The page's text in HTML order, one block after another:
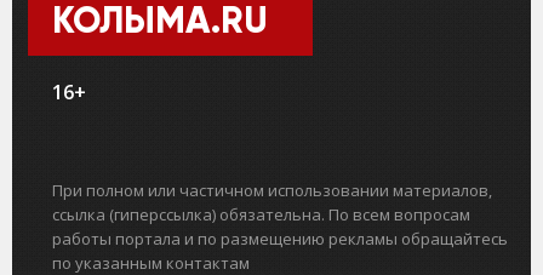
КОЛЫМА.RU
16+
При полном или частичном использовании материалов,
ссылка (гиперссылка) обязательна. По всем вопросам
работы портала и по размещению рекламы обращайтесь
по указанным контактам